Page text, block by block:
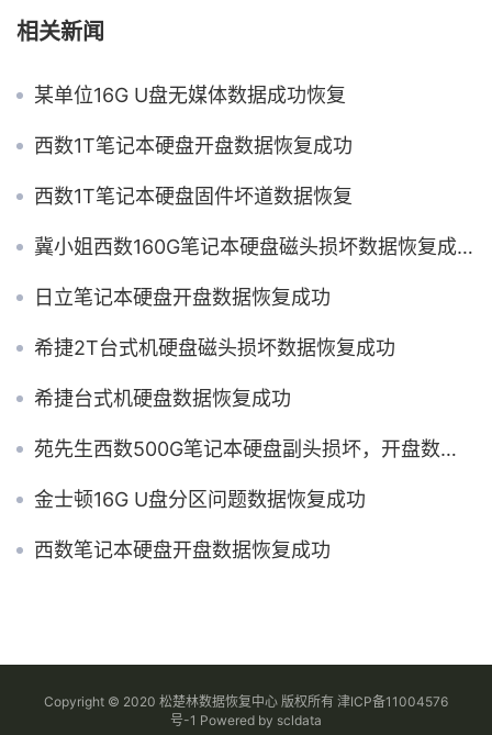
相关新闻
某单位16G U盘无媒体数据成功恢复
西数1T笔记本硬盘开盘数据恢复成功
西数1T笔记本硬盘固件坏道数据恢复
冀小姐西数160G笔记本硬盘磁头损坏数据恢复成功
日立笔记本硬盘开盘数据恢复成功
希捷2T台式机硬盘磁头损坏数据恢复成功
希捷台式机硬盘数据恢复成功
苑先生西数500G笔记本硬盘副头损坏，开盘数据恢复成功
金士顿16G U盘分区问题数据恢复成功
西数笔记本硬盘开盘数据恢复成功
Copyright © 2020 松楚林数据恢复中心 版权所有 津ICP备11004576
号-1 Powered by scldata